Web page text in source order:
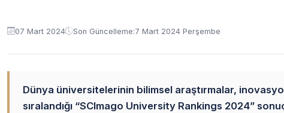
07 Mart 2024 Son Güncelleme:7 Mart 2024 Perşembe
Dünya üniversitelerinin bilimsel araştırmalar,
sıralandığı “SCImago University Rankings 2024”